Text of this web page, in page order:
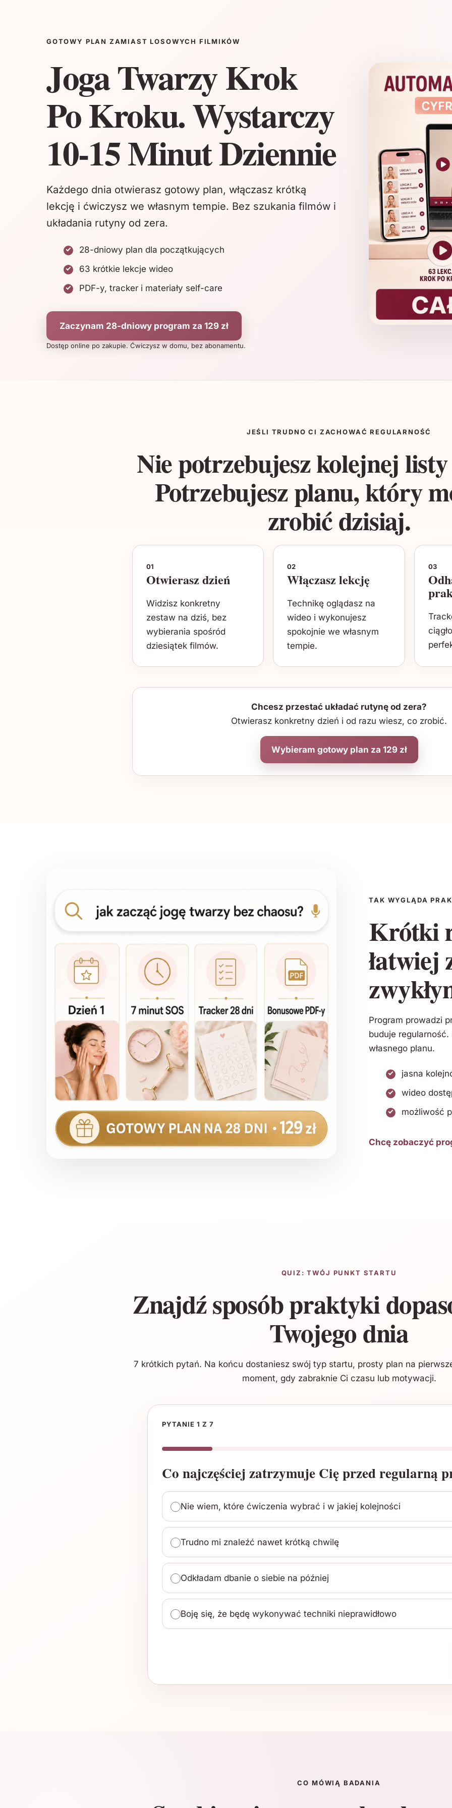
GOTOWY PLAN ZAMIAST LOSOWYCH FILMIKÓW
Joga Twarzy Krok
Po Kroku. Wystarczy
10-15 Minut Dziennie
Każdego dnia otwierasz gotowy plan, włączasz krótką
lekcję i ćwiczysz we własnym tempie. Bez szukania filmów i
układania rutyny od zera.
28-dniowy plan dla początkujących
63 krótkie lekcje wideo
PDF-y, tracker i materiały self-care
Zaczynam 28-dniowy program za 129 zł
Dostęp online po zakupie. Ćwiczysz w domu, bez abonamentu.
JEŚLI TRUDNO CI ZACHOWAĆ REGULARNOŚĆ
Nie potrzebujesz kolejnej
Potrzebujesz planu, który
zrobić dzisiaj.
01
Otwierasz dzień
Widzisz konkretny
zestaw na dziś, bez
wybierania spośród
dziesiątek filmów.
02
Włączasz lekcję
Technikę oglądasz na
wideo i wykonujesz
spokojnie we własnym
tempie.
03
Chcesz przestać układać rutynę od zera?
Otwierasz konkretny dzień i od razu wiesz, co zrobić.
Wybieram gotowy plan za 129 zł
TAK WYGLĄDA
Krótki
łatwiej
Program prowadzi
buduje
własnego planu.
jasna
wideo
możliwość
Chcę zobaczyć
QUIZ: TWÓJ PUNKT STARTU
Znajdź sposób praktyki
Twojego dnia
7 krótkich pytań. Na końcu dostaniesz swój typ startu, prosty plan na
moment, gdy zabraknie Ci czasu lub motywacji.
PYTANIE1 Z 7
Co najczęściej zatrzymuje Cię przed regularną
Nie wiem, które ćwiczenia wybrać i w jakiej kolejności
Trudno mi znaleźć nawet krótką chwilę
Odkładam dbanie o siebie na później
Boję się, że będę wykonywać techniki nieprawidłowo
CO MÓWIĄ BADANIA